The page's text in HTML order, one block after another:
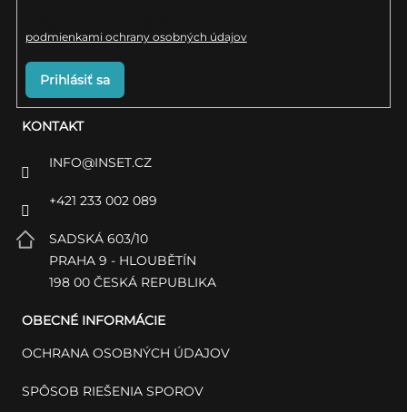
KONTAKT
INFO@INSET.CZ
+421 233 002 089
SADSKÁ 603/10
PRAHA 9 - HLOUBĚTÍN
198 00 ČESKÁ REPUBLIKA
OBECNÉ INFORMÁCIE
OCHRANA OSOBNÝCH ÚDAJOV
SPÔSOB RIEŠENIA SPOROV
podmienkami ochrany osobných údajov
Prihlásiť sa